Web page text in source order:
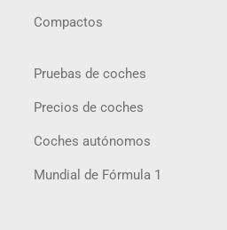
Compactos
Pruebas de coches
Precios de coches
Coches autónomos
Mundial de Fórmula 1